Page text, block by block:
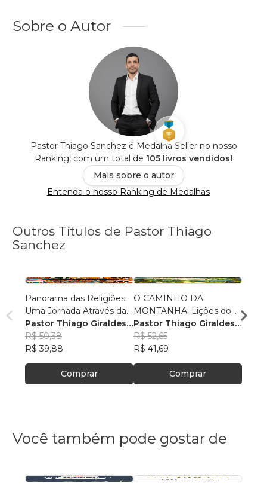
Sobre o Autor
Pastor Thiago Sanchez é Medalha Seller no nosso
Ranking, com um total de 105 livros vendidos!
Mais sobre o autor
Entenda o nosso Ranking de Medalhas
Outros Títulos de Pastor Thiago
Sanchez
Panorama das Religiões:
Uma Jornada Através da
Diversidade Espiritual
Pastor Thiago Giraldes
Sanchez
R$ 50,38
R$ 39,88
Comprar
O CAMINHO DA
MONTANHA: Lições do
Sermão de Jesus
Pastor Thiago Giraldes
Sanchez
R$ 52,65
R$ 41,69
Comprar
O
no
Você também pode gostar de